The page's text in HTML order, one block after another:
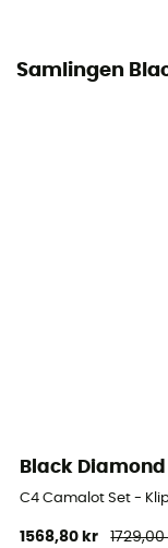
Samlingen
Black Diamond
C4 Camalot Set -
1568,80 kr